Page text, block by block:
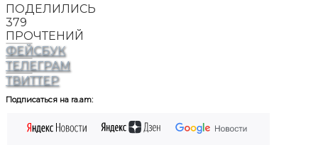
ПОДЕЛИЛИСЬ
379
ПРОЧТЕНИЙ
ФЕЙСБУК
ТЕЛЕГРАМ
ТВИТТЕР
Подписаться на ra.am: